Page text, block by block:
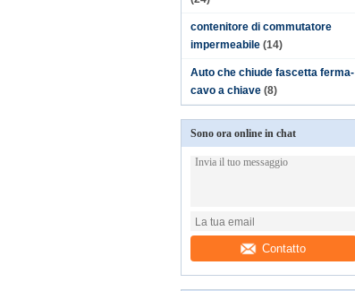
contenitore di commutatore
impermeabile (14)
Auto che chiude fascetta ferma-
cavo a chiave (8)
Sono ora online in chat
Contatto